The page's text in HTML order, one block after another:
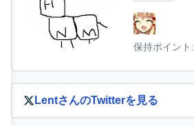
保持ポイント:
LentさんのTwitterを見る